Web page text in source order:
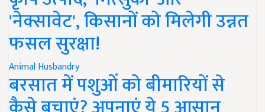
'नेक्सावेट', किसानों को मिलेगी उन्नत
फसल सुरक्षा!
Animal Husbandry
बरसात में पशुओं को बीमारियों से